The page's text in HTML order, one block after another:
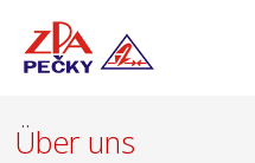
Über uns